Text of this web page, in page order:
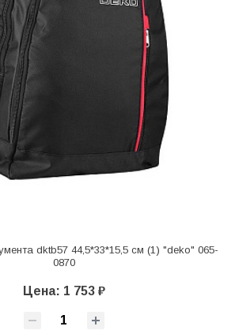
dktb57 44,5*33*15,5 см (1) "deko" 065-
0870
Цена: 1 753 ₽